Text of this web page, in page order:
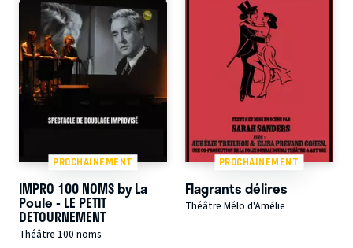
PROCHAINEMENT
IMPRO 100 NOMS by La
Poule - LE PETIT
DETOURNEMENT
Théâtre 100 noms
PROCHAINEMENT
Flagrants délires
Théâtre Mélo d'Amélie